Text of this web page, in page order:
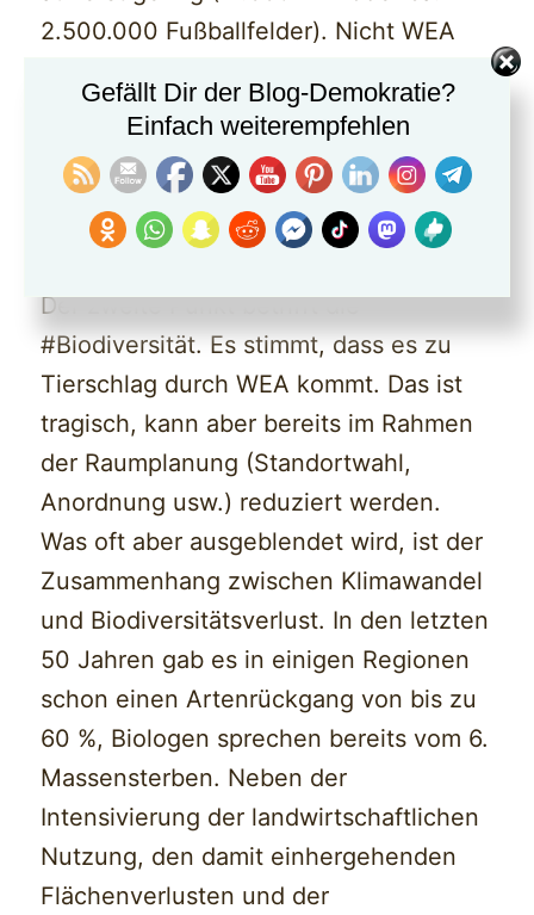
2.500.000 Fußballfelder). Nicht WEA
sondern die Folgen des Klimawandels.
Der zweite Punkt betrifft die
#Biodiversität. Es stimmt, dass es zu
Tierschlag durch WEA kommt. Das ist
tragisch, kann aber bereits im Rahmen
der Raumplanung (Standortwahl,
Anordnung usw.) reduziert werden.
Was oft aber ausgeblendet wird, ist der
Zusammenhang zwischen Klimawandel
und Biodiversitätsverlust. In den letzten
50 Jahren gab es in einigen Regionen
schon einen Artenrückgang von bis zu
60 %, Biologen sprechen bereits vom 6.
Massensterben. Neben der
Intensivierung der landwirtschaftlichen
Nutzung, den damit einhergehenden
Flächenverlusten und der
Gefällt Dir der Blog-Demokratie?
Einfach weiterempfehlen